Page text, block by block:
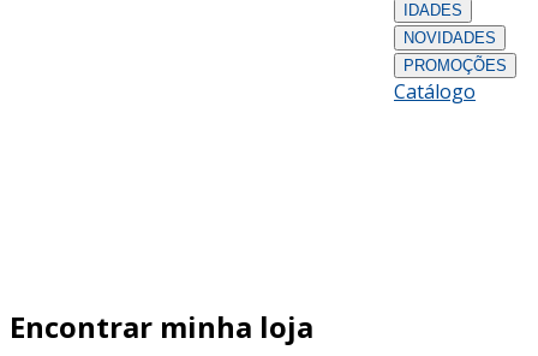
IDADES
NOVIDADES
PROMOÇÕES
Catálogo
Encontrar minha loja